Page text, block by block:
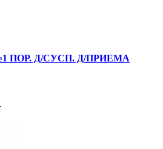
ПОР. Д/СУСП. Д/ПРИЕМА